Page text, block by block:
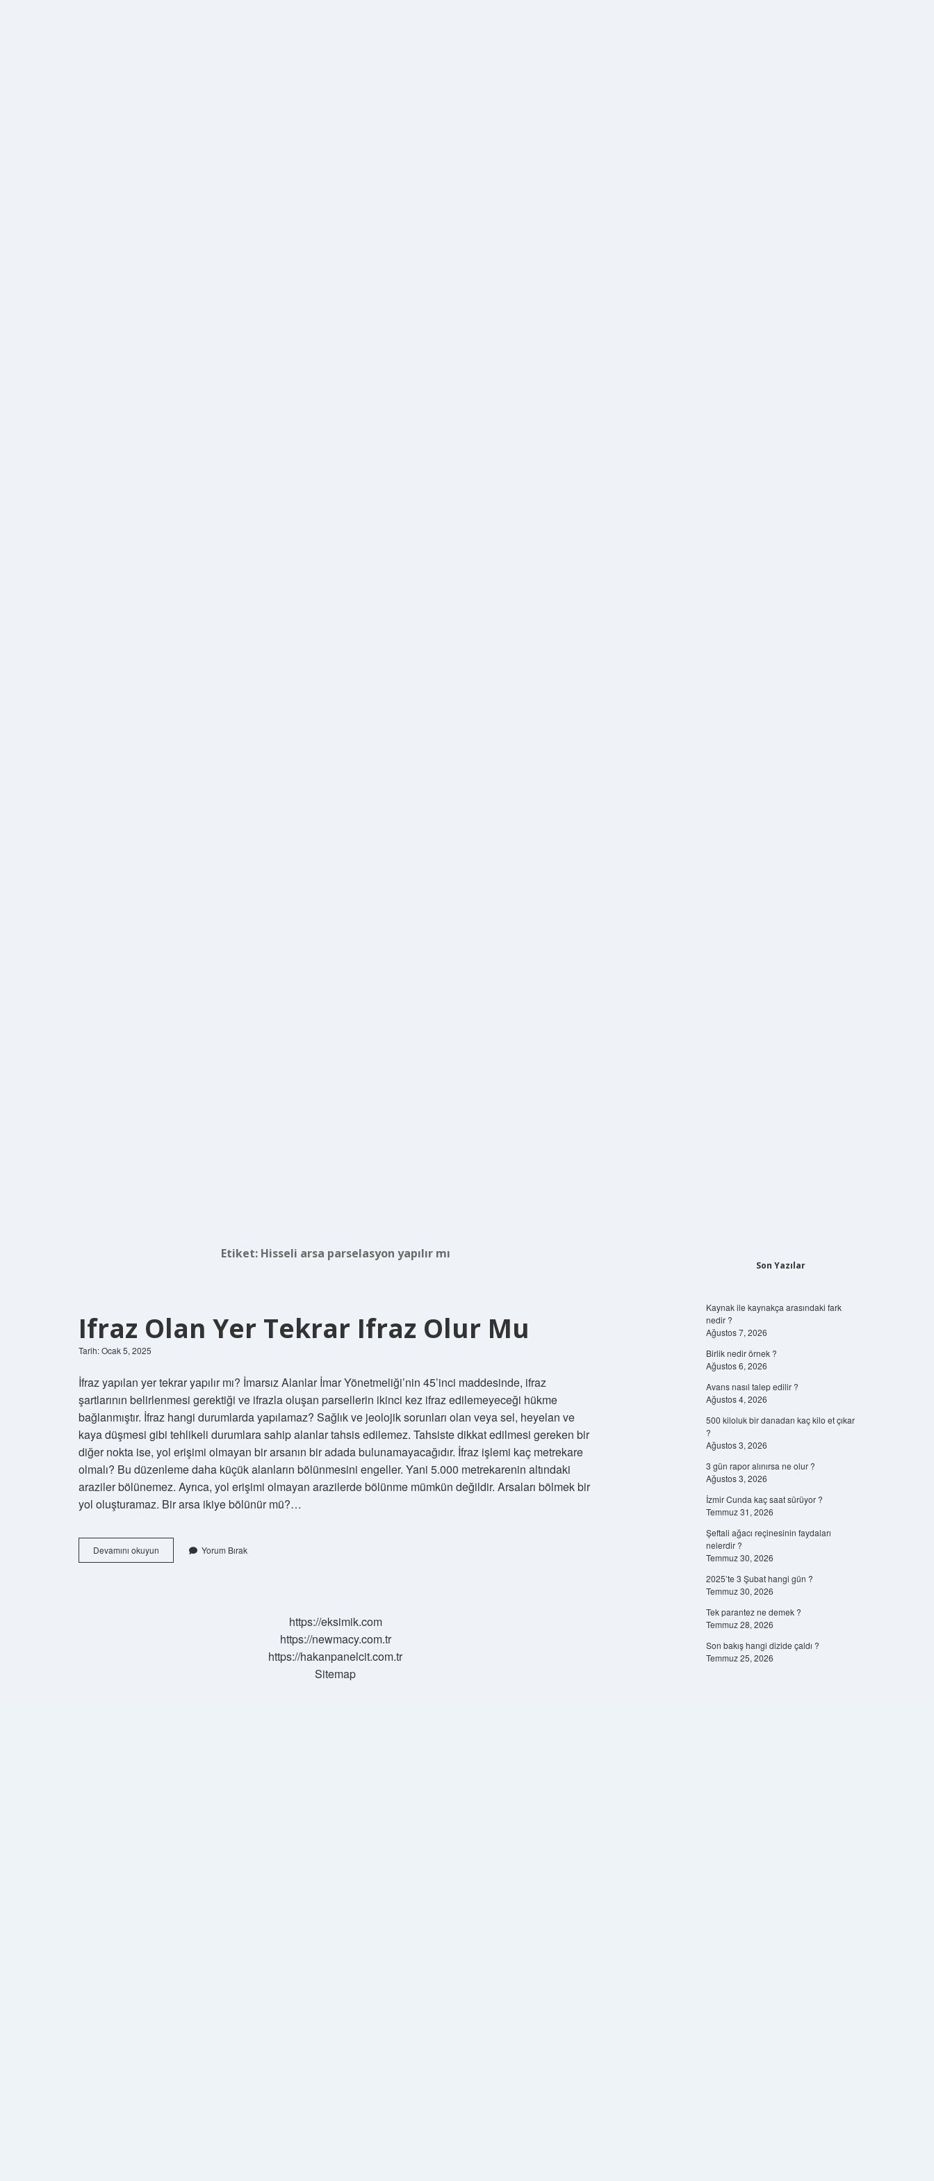
Etiket: Hisseli arsa parselasyon yapılır mı
Ifraz Olan Yer Tekrar Ifraz Olur Mu
Tarih: Ocak 5, 2025
İfraz yapılan yer tekrar yapılır mı? İmarsız Alanlar İmar Yönetmeliği’nin 45’inci maddesinde, ifraz
şartlarının belirlenmesi gerektiği ve ifrazla oluşan parsellerin ikinci kez ifraz edilemeyeceği hükme
bağlanmıştır. İfraz hangi durumlarda yapılamaz? Sağlık ve jeolojik sorunları olan veya sel, heyelan ve
kaya düşmesi gibi tehlikeli durumlara sahip alanlar tahsis edilemez. Tahsiste dikkat edilmesi gereken bir
diğer nokta ise, yol erişimi olmayan bir arsanın bir adada bulunamayacağıdır. İfraz işlemi kaç metrekare
olmalı? Bu düzenleme daha küçük alanların bölünmesini engeller. Yani 5.000 metrekarenin altındaki
araziler bölünemez. Ayrıca, yol erişimi olmayan arazilerde bölünme mümkün değildir. Arsaları bölmek bir
yol oluşturamaz. Bir arsa ikiye bölünür mü?…
Devamını okuyun
Olan
Yorum Bırak
https://eksimik.com
https://newmacy.com.tr
https://hakanpanelcit.com.tr
Sitemap
Son Yazılar
Kaynak ile kaynakça arasındaki fark
nedir ?
Ağustos 7, 2026
Birlik nedir örnek ?
Ağustos 6, 2026
Avans nasıl talep edilir ?
Ağustos 4, 2026
500 kiloluk bir danadan kaç kilo et çıkar
?
Ağustos 3, 2026
3 gün rapor alınırsa ne olur ?
Ağustos 3, 2026
İzmir Cunda kaç saat sürüyor ?
Temmuz 31, 2026
Şeftali ağacı reçinesinin faydaları
nelerdir ?
Temmuz 30, 2026
2025’te 3 Şubat hangi gün ?
Temmuz 30, 2026
Tek parantez ne demek ?
Temmuz 28, 2026
Son bakış hangi dizide çaldı ?
Temmuz 25, 2026